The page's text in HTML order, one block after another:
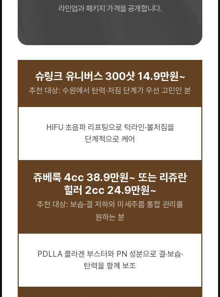
라인업과 패키지 가격을 공개합니다.
슈링크 유니버스 300샷 14.9만원~
추천 대상: 수원에서 탄력·처짐 단계가 우선 고민인 분
HIFU 초음파 리프팅으로 턱라인·볼처짐을
단계적으로 케어
쥬베룩 4cc 38.9만원~ 또는 리쥬란
힐러 2cc 24.9만원~
추천 대상: 보습·결 저하와 미세주름 통합 관리를
원하는 분
PDLLA 콜라겐 부스터와 PN 성분으로 결·보습·
탄력을 함께 보조